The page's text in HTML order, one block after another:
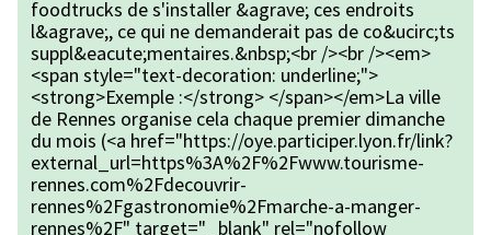
foodtrucks de s'installer &agrave; ces endroits
l&agrave;, ce qui ne demanderait pas de co&ucirc;ts
suppl&eacute;mentaires.&nbsp;<br /><br /><em>
<span style="text-decoration: underline;">
<strong>Exemple :</strong> </span></em>La ville
de Rennes organise cela chaque premier dimanche
du mois (<a href="https://oye.participer.lyon.fr/link?
external_url=https%3A%2F%2Fwww.tourisme-
rennes.com%2Fdecouvrir-
rennes%2Fgastronomie%2Fmarche-a-manger-
rennes%2F" target="_blank" rel="nofollow